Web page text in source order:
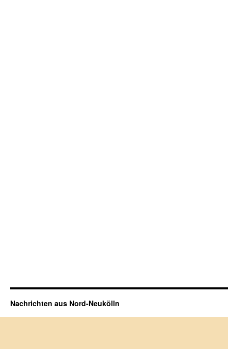
Nachrichten aus Nord-Neukölln